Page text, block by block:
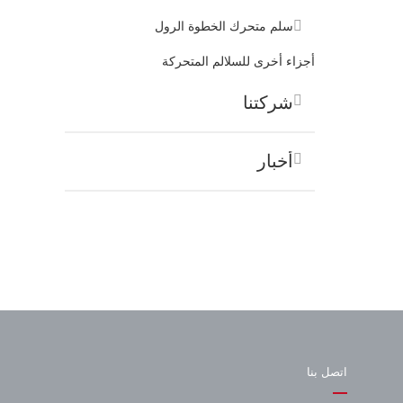
سلم متحرك الخطوة الرول
أجزاء أخرى للسلالم المتحركة
شركتنا
أخبار
اتصل بنا